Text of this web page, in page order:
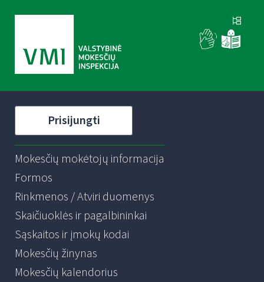
Prisijungti
Mokesčių mokėtojų informacija
Formos
Rinkmenos / Atviri duomenys
Skaičiuoklės ir pagalbininkai
Sąskaitos ir įmokų kodai
Mokesčių žinynas
Mokesčių kalendorius